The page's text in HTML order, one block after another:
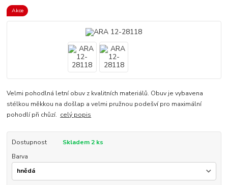
Akce
Velmi pohodlná letní obuv z kvalitních materiálů. Obuv je vybavena
stélkou měkkou na došlap a velmi pružnou podešví pro maximální
pohodlí při chůzí. celý popis
Dostupnost
Skladem 2 ks
Barva